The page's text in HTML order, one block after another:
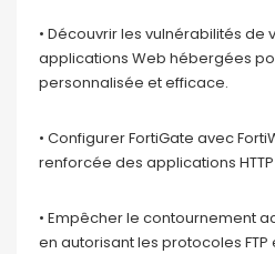
• Découvrir les vulnérabilités de
applications Web hébergées
personnalisée et efficace.
• Configurer FortiGate avec
renforcée des applications HTTP
• Empêcher le contournement
en autorisant les protocoles FTP